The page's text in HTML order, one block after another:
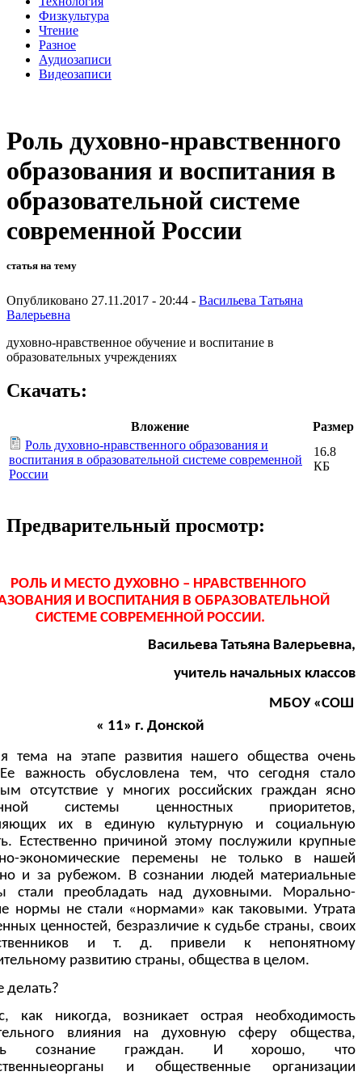
Физкультура
Чтение
Разное
Аудиозаписи
Видеозаписи
Роль духовно-нравственного
образования и воспитания в
образовательной системе
современной России
статья на тему
Опубликовано 27.11.2017 - 20:44 - Васильева Татьяна
Валерьевна
духовно-нравственное обучение и воспитание в
образовательных учреждениях
Скачать:
Вложение
Размер
Роль духовно-нравственного образования и
воспитания в образовательной системе современной
России
16.8
КБ
Предварительный просмотр:
РОЛЬ И МЕСТО ДУХОВНО – НРАВСТВЕННОГО
И ВОСПИТАНИЯ В ОБРАЗОВАТЕЛЬНОЙ
СИСТЕМЕ СОВРЕМЕННОЙ РОССИИ.
Васильева Татьяна Валерьевна,
учитель начальных классов
«СОШ
« 11» г. Донской
тема на этапе развития нашего общества очень
важность обусловлена тем, что сегодня стало
отсутствие у многих российских граждан ясно
системы ценностных приоритетов,
их в единую культурную и социальную
Естественно причиной этому послужили крупные
экономические перемены не только в нашей
но и за рубежом. В сознании людей материальные
стали преобладать над духовными. Морально-
нормы не стали «нормами» как таковыми. Утрата
ценностей, безразличие к судьбе страны, своих
и т. д. привели к непонятному
развитию страны, общества в целом.
делать?
как никогда, возникает острая необходимость
влияния на духовную сферу общества,
сознание граждан. И хорошо, что
и общественные организации